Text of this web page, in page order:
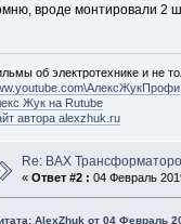
вроде монтировали 2
об электротехнике и не
Жук на Rutube
автора alexzhuk.ru
Re: ВАХ
« Ответ #2 : 04 Февраль
AlexZhuk от 04 Февраль